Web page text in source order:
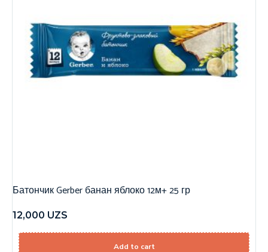
Батончик Gerber банан яблоко 12м+ 25 гр
12,000 UZS
Add to cart